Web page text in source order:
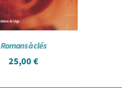
Romans à clés
25,00 €